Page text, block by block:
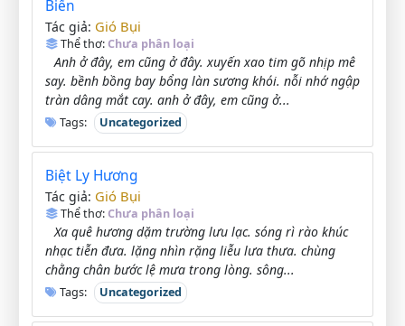
Biển
Tác giả: Gió Bụi
Thể thơ:Chưa phân loại
Anh ở đây, em cũng ở đây. xuyến xao tim gõ nhịp mê
say. bềnh bồng bay bổng làn sương khói. nỗi nhớ ngập
tràn dâng mắt cay. anh ở đây, em cũng ở...
Tags: Uncategorized
Biệt Ly Hương
Tác giả: Gió Bụi
Thể thơ:Chưa phân loại
Xa quê hương dặm trường lưu lạc. sóng rì rào khúc
nhạc tiễn đưa. lặng nhìn rặng liễu lưa thưa. chùng
chằng chân bước lệ mưa trong lòng. sông...
Tags: Uncategorized